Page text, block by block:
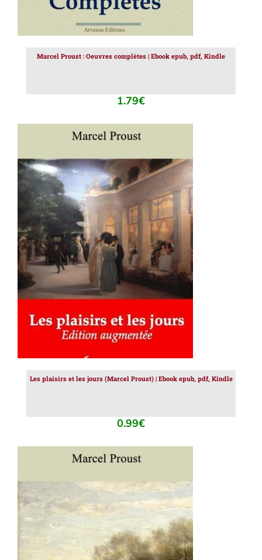
Marcel Proust : Oeuvres complètes | Ebook epub, pdf, Kindle
1.79€
AJOUTER AU PANIER / DÉTAILS
Les plaisirs et les jours (Marcel Proust) | Ebook epub, pdf, Kindle
0.99€